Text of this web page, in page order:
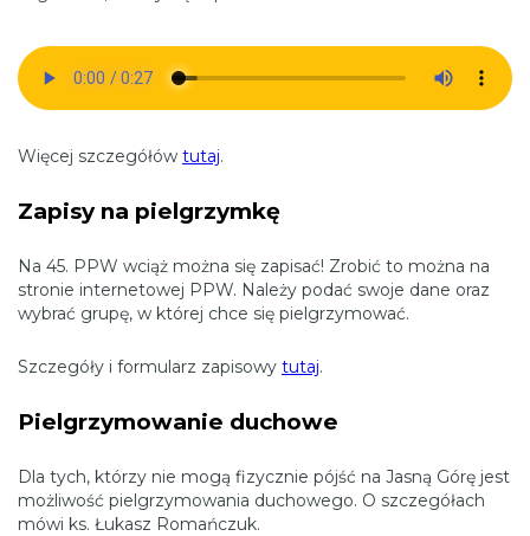
Więcej szczegółów tutaj.
Zapisy na pielgrzymkę
Na 45. PPW wciąż można się zapisać! Zrobić to można na
stronie internetowej PPW. Należy podać swoje dane oraz
wybrać grupę, w której chce się pielgrzymować.
Szczegóły i formularz zapisowy tutaj.
Pielgrzymowanie duchowe
Dla tych, którzy nie mogą fizycznie pójść na Jasną Górę jest
możliwość pielgrzymowania duchowego. O szczegółach
mówi ks. Łukasz Romańczuk.